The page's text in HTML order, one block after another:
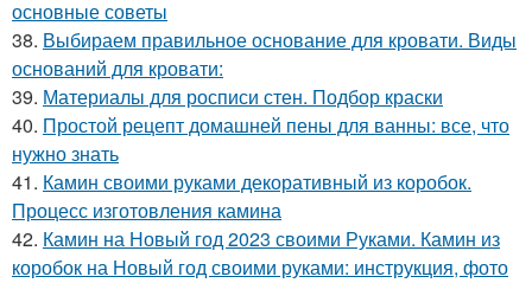
основные советы
38. Выбираем правильное основание для кровати. Виды
оснований для кровати:
39. Материалы для росписи стен. Подбор краски
40. Простой рецепт домашней пены для ванны: все, что
нужно знать
41. Камин своими руками декоративный из коробок.
Процесс изготовления камина
42. Камин на Новый год 2023 своими Руками. Камин из
коробок на Новый год своими руками: инструкция, фото